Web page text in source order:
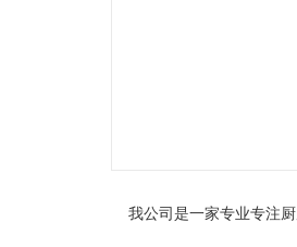
我公司是一家专业专注厨